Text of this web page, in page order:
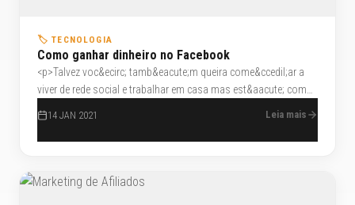
🏷️ TECNOLOGIA
Como ganhar dinheiro no Facebook
<p>Talvez voc&ecirc; tamb&eacute;m queira come&ccedil;ar a
viver de rede social e trabalhar em casa mas est&aacute; com
medo, voc&ecirc; talvez pense que esta vontade n&atilde;o vai
proporcionar a voc&ecirc; viver de forma digna
economicamente falando, mas eu te digo: quando voc&ecirc;
&eacute; uma lei natural, funciona, acredite ou n&atilde;o.</p>
14 JAN 2021 Leia mais